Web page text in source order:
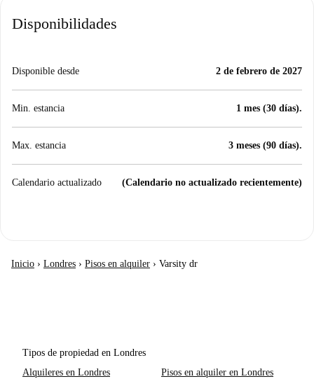
Disponibilidades
Disponible desde 2 de febrero de 2027
Min. estancia 1 mes (30 días).
Max. estancia 3 meses (90 días).
Calendario actualizado (Calendario no actualizado recientemente)
Inicio › Londres › Pisos en alquiler › Varsity dr
Tipos de propiedad en Londres
Alquileres en Londres
Pisos en alquiler en Londres